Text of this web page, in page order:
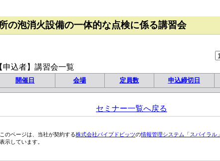
の泡消火設備の一体的な点検に係る講習会
申込者】講習会一覧
開催日 会場 定員数 申込締切日
セミナー一覧へ戻る
このページは、当社が契約する株式会社パイプドビッツの情報管理システム「スパイラル」
表示しています。